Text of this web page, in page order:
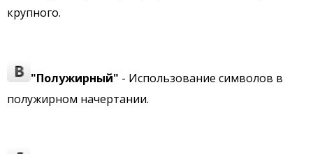
крупного.
"Полужирный" - Использование символов в
полужирном начертании.